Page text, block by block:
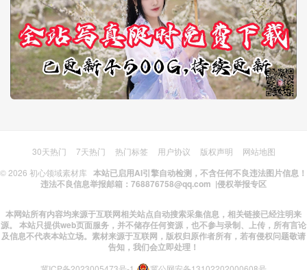
30天热门 7天热门 热门标签 用户协议 版权声明
网站地图
© 2026 初心领域素材库 本站已启用AI引擎自动检测，不含任何不良违法图片信息！
违法不良信息举报邮箱：768876758@qq.com |侵权举报专区
本网站所有内容均来源于互联网相关站点自动搜索采集信息，相关链接已经注明来
源。 本站只提供web页面服务，并不储存任何资源，也不参与录制、上传，所有言论
及信息不代表本站立场。素材来源于互联网，版权归原作者所有，若有侵权问题敬请
告知，我们会立即处理！